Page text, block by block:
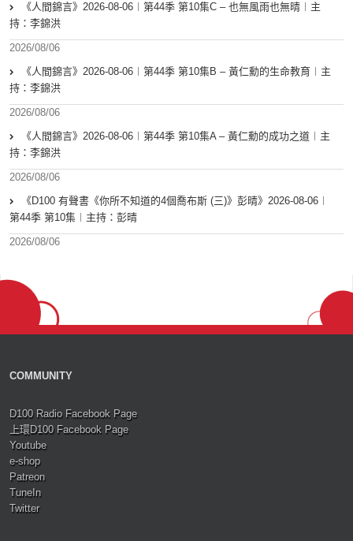
《人間錦言》2026-08-06︱第44季 第10集C – 也無風雨也無晴︱主
持：李錦洪
2026/08/06
《人間錦言》2026-08-06︱第44季 第10集B – 黃仁勳的生命教育︱主
持：李錦洪
2026/08/06
《人間錦言》2026-08-06︱第44季 第10集A – 黃仁勳的成功之道︱主
持：李錦洪
2026/08/06
《D100 有聲書《你所不知道的4個喬布斯 (三)》彭晴》2026-08-06︱
第44季 第10集︱主持：彭晴
2026/08/06
COMMUNITY
D100 Radio Facebook Page
上環D100 Facebook Page
Youtube
e-shop
Patreon
TuneIn
Twitter